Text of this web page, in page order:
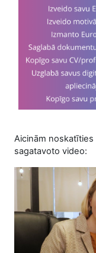
Aicinām noskatīties
sagatavoto video: